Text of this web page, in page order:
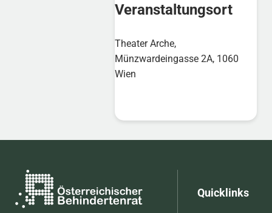
Veranstaltungsort
Theater Arche,
Münzwardeingasse 2A, 1060
Wien
Quicklinks